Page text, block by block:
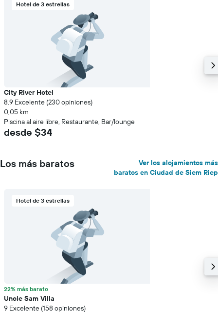
Hotel de 3 estrellas
City River Hotel
8.9 Excelente (230 opiniones)
0,05 km
Piscina al aire libre, Restaurante, Bar/lounge
desde $34
Los más baratos
Ver los alojamientos más
baratos en Ciudad de Siem Riep
Hotel de 3 estrellas
22% más barato
Uncle Sam Villa
9 Excelente (158 opiniones)